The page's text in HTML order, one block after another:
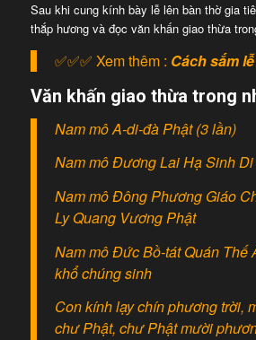
Sau khi cung kính bày lễ lên bàn thờ gia
thắp hương và đọc văn khấn giao thừa
✅✅✅ Xem thêm : Cách sắm
Văn khấn giao thừa trong
Nam mô A-di-đà Phật (3 lần)
Nam mô Đương Lai Hạ Sinh
Nam mô Đông Phương Giáo
Ly Quang Vương Phật
Nam mô Đức Bồ-tát Quán Thế
khổ chúng sinh
Con kính lạy chín phương trời,
chư Phật, chư Phật mười